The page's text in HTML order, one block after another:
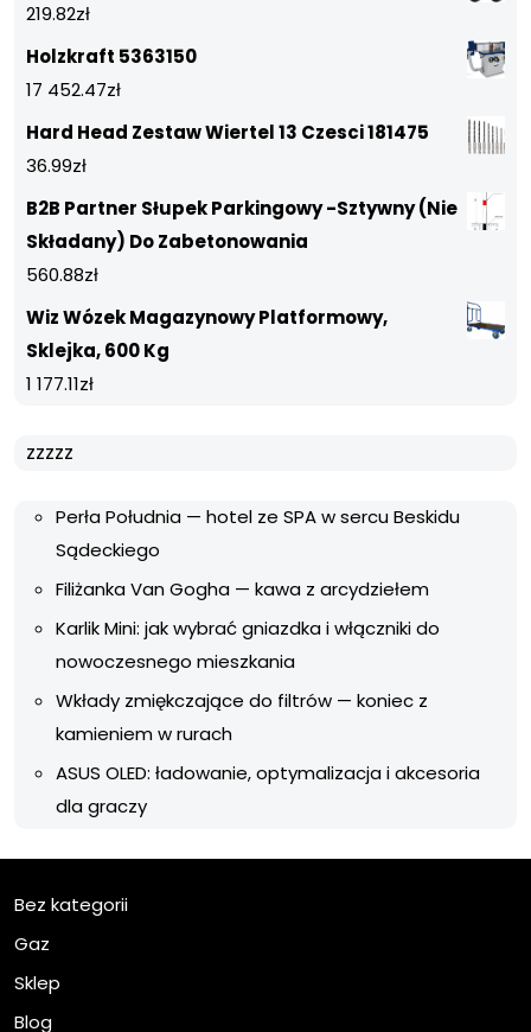
219.82zł
Holzkraft 5363150
17 452.47zł
Hard Head Zestaw Wiertel 13 Czesci 181475
36.99zł
B2B Partner Słupek Parkingowy -Sztywny (Nie
Składany) Do Zabetonowania
560.88zł
Wiz Wózek Magazynowy Platformowy,
Sklejka, 600 Kg
1 177.11zł
zzzzz
Perła Południa — hotel ze SPA w sercu Beskidu
Sądeckiego
Filiżanka Van Gogha — kawa z arcydziełem
Karlik Mini: jak wybrać gniazdka i włączniki do
nowoczesnego mieszkania
Wkłady zmiękczające do filtrów — koniec z
kamieniem w rurach
ASUS OLED: ładowanie, optymalizacja i akcesoria
dla graczy
Bez kategorii
Gaz
Sklep
Blog